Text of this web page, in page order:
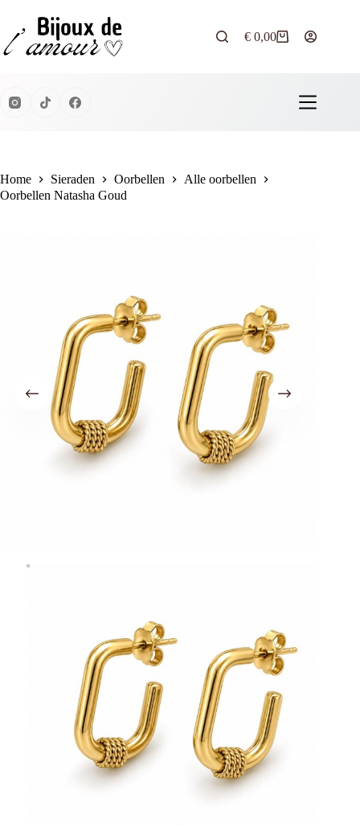
inhoud
Winkelwagen
€ 0,00
Home Sieraden Oorbellen
Alle oorbellen
Oorbellen Natasha Goud